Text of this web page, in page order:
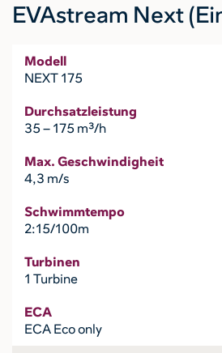
EVAstream Next
Modell
NEXT 175
Durchsatzleistung
35 – 175 m³/h
Max. Geschwindigheit
4,3 m/s
Schwimmtempo
2:15/100m
Turbinen
1 Turbine
ECA
ECA Eco only